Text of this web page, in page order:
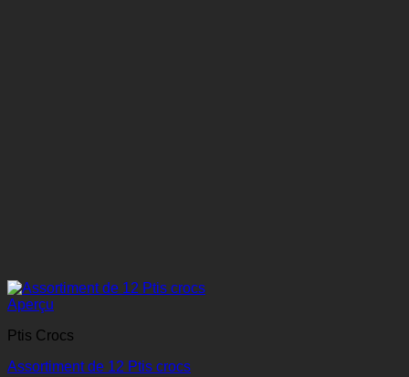
Aperçu
Ptis Crocs
Assortiment de 12 Ptis crocs